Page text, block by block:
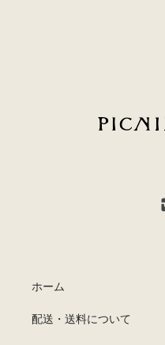
ホーム
配送・送料について